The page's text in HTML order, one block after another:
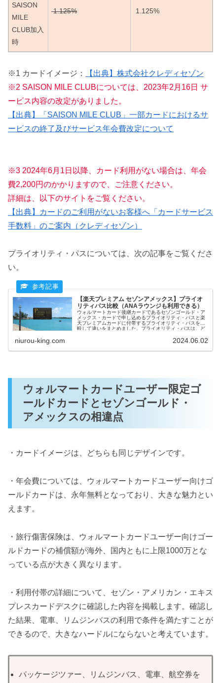
SAISON
MILE
CLUB加入
時
1.125% 1.125%
※1 カードイメージ：
【出典】株式会社クレディセゾン
※2 SAISON MILE CLUBについては、2023年2月16日 サ
ービス内容の改定がありました。
【出典】「SAISON MILE CLUB」一部カードにおけるサ
ービスの終了及びサービス年会費改定について
※3 2024年6月1日以降、カード利用がない場合は、年会
費2,200円のかかりますので、ご注意ください。
詳細は、以下のサイトをご覧ください。
【出典】カードのご利用がないお客様へ「カードサービス
手数料」のご案内（クレディセゾン）
プライオリティ・パスについては、次の記事をご覧くださ
い。
【楽天プレミアム セゾンアメックス】プライオ
リティパス比較（ANAラウンジも利用できる）
ウォルマートカード後継カードであるセゾンゴールド・ア
メックス・カードで申し込めるプライオリティ・パスと楽
天プレミアムカードに付帯するプライオリティ・パスを比
較して違いをまとめました。プライオリティ・パスは、ど
有効期間が異なるので、違いを理解して申し込むことをお
niurou-king.com 2024.06.02
ウォルマートカードユーザー限定ゴ
ールドカードとセゾンゴールド・
アメックスの相違点
・カードイメージは、どちらも同じデザインです。
・年会費については、ウォルマートカードユーザー向けゴ
ールドカードは、永年無料となっており、大きな魅力とい
えます。
・旅行傷害保険は、ウォルマートカードユーザー向けゴー
ルドカードの補償額が海外、国内ともに上限1000万とな
っている点が大きく異なります。
・利用付帯の詳細について、セゾン・アメリカン・エキス
プレスカードデスクに確認した内容を掲載します。確認し
た結果、電車、リムジンバスの利用で条件を満たすことが
できるので、大きなハードルにならないと考えています。
パッケージツァー、リムジンバス、電車、航空券を